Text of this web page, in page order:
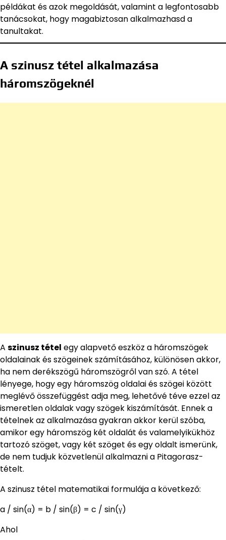
példákat és azok megoldását, valamint a legfontosabb
tanácsokat, hogy magabiztosan alkalmazhasd a
tanultakat.
A szinusz tétel alkalmazása
háromszögeknél
A szinusz tétel egy alapvető eszköz a háromszögek
oldalainak és szögeinek számításához, különösen akkor,
ha nem derékszögű háromszögről van szó. A tétel
lényege, hogy egy háromszög oldalai és szögei között
meglévő összefüggést adja meg, lehetővé téve ezzel az
ismeretlen oldalak vagy szögek kiszámítását. Ennek a
tételnek az alkalmazása gyakran akkor kerül szóba,
amikor egy háromszög két oldalát és valamelyikükhöz
tartozó szöget, vagy két szöget és egy oldalt ismerünk,
de nem tudjuk közvetlenül alkalmazni a Pitagorasz-
tételt.
A szinusz tétel matematikai formulája a következő:
a / sin(α) = b / sin(β) = c / sin(γ)
Ahol